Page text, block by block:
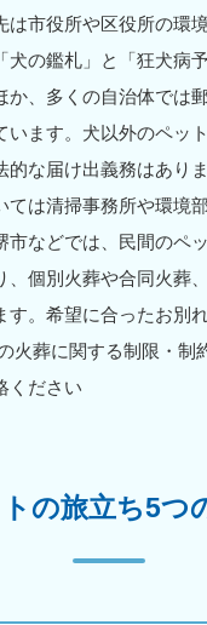
は市役所や区役所の環
犬の鑑札」と「狂犬病
か、多くの自治体では
います。犬以外のペッ
的な届け出義務はあり
ては清掃事務所や環境
市などでは、民間のペ
、個別火葬や合同火葬
す。希望に合ったお別
火葬に関する制限・制
ください
の旅立ち5つ